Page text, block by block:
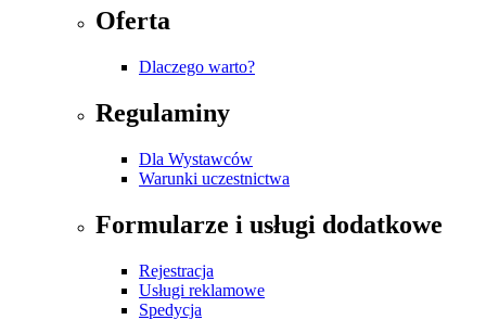
Oferta
Dlaczego warto?
Regulaminy
Dla Wystawców
Warunki uczestnictwa
Formularze i usługi dodatkowe
Rejestracja
Usługi reklamowe
Spedycja